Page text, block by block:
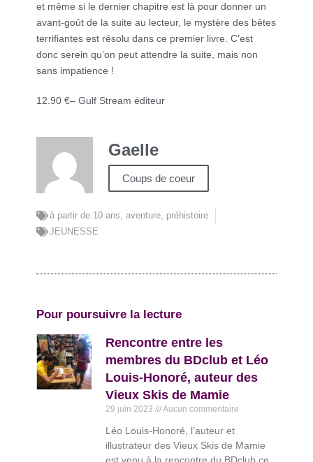
et même si le dernier chapitre est là pour donner un
avant-goût de la suite au lecteur, le mystère des bêtes
terrifiantes est résolu dans ce premier livre. C’est
donc serein qu’on peut attendre la suite, mais non
sans impatience !
12.90 €– Gulf Stream éditeur
Gaelle
Coups de coeur
à partir de 10 ans,aventure, préhistoire
JEUNESSE
Pour poursuivre la lecture
Rencontre entre les
membres du BDclub et Léo
Louis-Honoré, auteur des
Vieux Skis de Mamie
29 juin 2023 Aucun commentaire
Léo Louis-Honoré, l’auteur et
illustrateur des Vieux Skis de Mamie